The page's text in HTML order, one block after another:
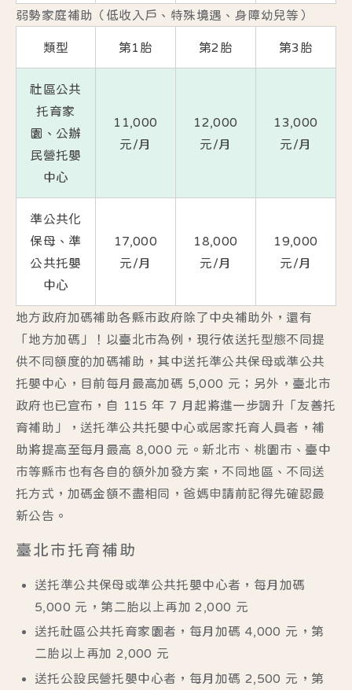
弱勢家庭補助 （低收入戶、特殊境遇、身障幼兒等）
類型 第1胎 第2胎 第3胎
社區公共
托育家
園、公辦
民營托嬰
中心
11,000
元/月
12,000
元/月
13,000
元/月
準公共化
保母、準
公共托嬰
中心
17,000
元/月
18,000
元/月
19,000
元/月
地方政府加碼補助各縣市政府除了中央補助外，還有
「地方加碼」！以臺北市為例，現行依送托型態不同提
供不同額度的加碼補助，其中送托準公共保母或準公共
托嬰中心，目前每月最高加碼 5,000 元；另外，臺北市
政府也已宣布，自 115 年 7 月起將進一步調升「友善托
育補助」，送托準公共托嬰中心或居家托育人員者，補
助將提高至每月最高 8,000 元。新北市、桃園市、臺中
市等縣市也有各自的額外加發方案，不同地區、不同送
托方式，加碼金額不盡相同，爸媽申請前記得先確認最
新公告。
臺北市托育補助
送托準公共保母或準公共托嬰中心者，每月加碼
5,000 元，第二胎以上再加 2,000 元
送托社區公共托育家園者，每月加碼 4,000 元，第
二胎以上再加 2,000 元
送托公設民營托嬰中心者，每月加碼 2,500 元，第